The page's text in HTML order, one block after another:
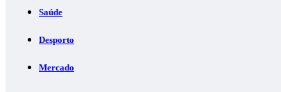
Saúde
Desporto
Mercado